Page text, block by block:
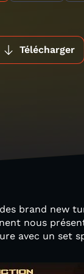
Télécharger
brand new
nous
avec un set